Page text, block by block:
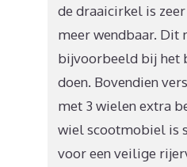
de draaicirkel is
meer wendbaar. Dit
bijvoorbeeld bij het
doen. Bovendien
met 3 wielen extra
wiel scootmobiel is
voor een veilige